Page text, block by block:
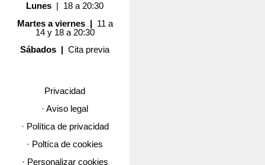
Lunes | 18 a 20:30
Martes a viernes | 11 a
14 y 18 a 20:30
Sábados |Cita previa
Privacidad
· Aviso legal
· Política de privacidad
· Poltíca de cookies
· Personalizar cookies